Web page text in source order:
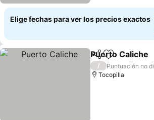
Elige fechas para ver los precios exactos
CompartirAgregar a
Puerto Caliche
/
Puntuación no
Tocopilla